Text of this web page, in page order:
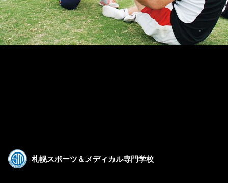
札幌スポーツ＆メディカル専門学校